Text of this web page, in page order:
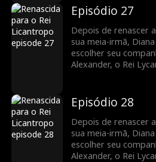
reescrever o próprio
tarde demais.
Episódio 27
Depois de renascer
sua meia-irmã,
escolher seu
Alexander, o Rei
reescrever o próprio
tarde demais.
Episódio 28
Depois de renascer
sua meia-irmã,
escolher seu
Alexander, o Rei